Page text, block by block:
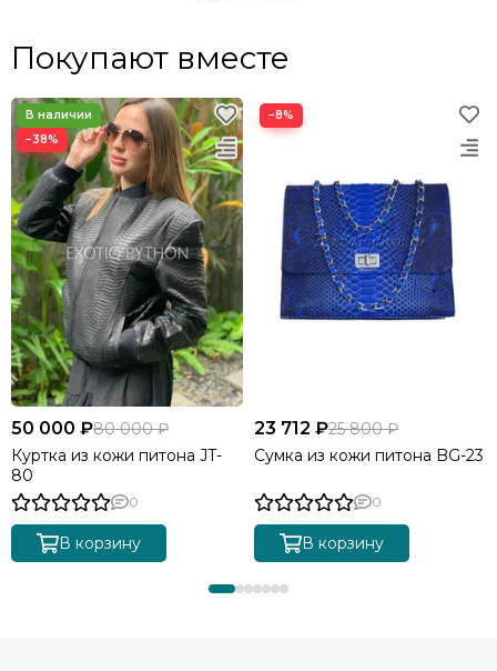
Покупают вместе
−38%
50 000 ₽80 000 ₽
Куртка из кожи питона JT-
80
0
В корзину
−8%
23 712 ₽25 800 ₽
Сумка из кожи питона BG-23
0
В корзину